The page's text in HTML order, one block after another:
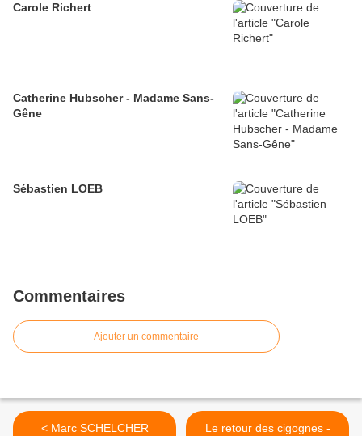
Carole Richert
Catherine Hubscher - Madame Sans-
Gêne
Sébastien LOEB
Commentaires
Ajouter un commentaire
< Marc SCHELCHER
Le retour des cigognes -